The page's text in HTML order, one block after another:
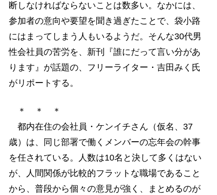
断しなければならないことは数多い。なかには、
参加者の意向や要望を聞き過ぎたことで、袋小路
にはまってしまう人もいるようだ。そんな30代男
性会社員の苦労を、新刊『誰にだって言い分があ
ります』が話題の、フリーライター・吉田みく氏
がリポートする。
＊ ＊ ＊
都内在住の会社員・ケンイチさん（仮名、37
歳）は、同じ部署で働くメンバーの忘年会の幹事
を任されている。人数は10名と決して多くはない
が、人間関係が比較的フラットな職場であること
から、普段から個々の意見が強く、まとめるのが